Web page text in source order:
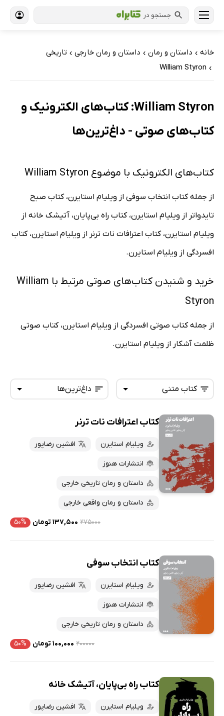
جستجو در
خانه › داستان و رمان › داستان و رمان خارجی › تاریخی
›
William Styron
William Styron: کتاب‌های الکترونیک و
کتاب‌های صوتی - داغ‌ترین‌ها
کتاب‌های الکترونیک با موضوع William Styron
از جمله کتاب انتخاب سوفی از ویلیام استایرن، کتاب صبح
تایدواتر از ویلیام استایرن، کتاب راه بی‌پایان، آتیشک خانه از
ویلیام استایرن، کتاب اعترافات نات ترنر از ویلیام استایرن، کتاب
افسردگی از ویلیام استایرن.
خرید و شنیدن کتاب‌های صوتی مرتبط با William
Styron
از جمله کتاب صوتی افسردگی از ویلیام استایرن، کتاب صوتی
ظلمت آشکار از ویلیام استایرن.
داغ‌ترین‌ها
تازه‌ها
داغ‌ترین‌ها
پربحث‌ها
ارزان ترین‌ها
کتاب متنی
همه کتاب‌ها
کتاب‌های صوتی
کتاب‌های متنی
کتاب اعترافات نات ترنر
ویلیام استایرن افشین رضاپور
انتشارات هنوز
داستان و رمان تاریخی خارجی
داستان و رمان واقعی خارجی
۲۷۵۰۰۰ ۱۳۷,۵۰۰ تومان ۵۰%
کتاب انتخاب سوفی
ویلیام استایرن افشین رضاپور
انتشارات هنوز
داستان و رمان تاریخی خارجی
۲۰۰۰۰۰ ۱۰۰,۰۰۰ تومان ۵۰%
کتاب راه بی‌پایان، آتیشک خانه
ویلیام استایرن افشین رضاپور